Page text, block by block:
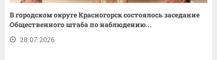
В городском округе Красногорск состоялось заседание
Общественного штаба по наблюдению...
28.07.2026